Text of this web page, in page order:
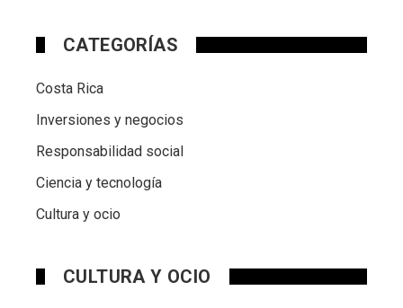
CATEGORÍAS
Costa Rica
Inversiones y negocios
Responsabilidad social
Ciencia y tecnología
Cultura y ocio
CULTURA Y OCIO